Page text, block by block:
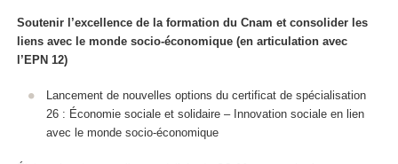
Soutenir l’excellence de la formation du Cnam et consolider les
liens avec le monde socio-économique (en articulation avec
l’EPN 12)
Lancement de nouvelles options du certificat de spécialisation
26 : Économie sociale et solidaire – Innovation sociale en lien
avec le monde socio-économique